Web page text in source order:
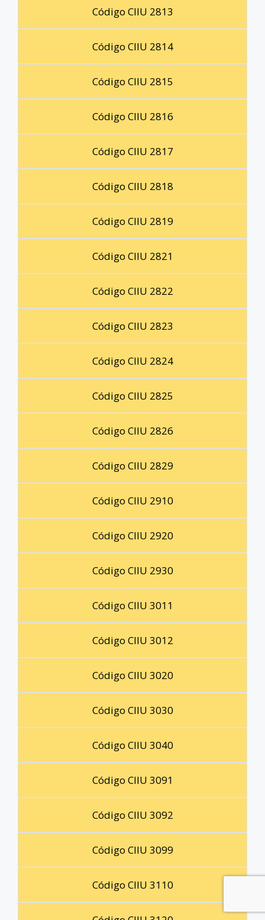
Código CIIU 2813
Código CIIU 2814
Código CIIU 2815
Código CIIU 2816
Código CIIU 2817
Código CIIU 2818
Código CIIU 2819
Código CIIU 2821
Código CIIU 2822
Código CIIU 2823
Código CIIU 2824
Código CIIU 2825
Código CIIU 2826
Código CIIU 2829
Código CIIU 2910
Código CIIU 2920
Código CIIU 2930
Código CIIU 3011
Código CIIU 3012
Código CIIU 3020
Código CIIU 3030
Código CIIU 3040
Código CIIU 3091
Código CIIU 3092
Código CIIU 3099
Código CIIU 3110